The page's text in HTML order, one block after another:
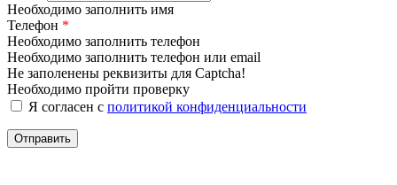
Необходимо заполнить имя
Телефон *
Необходимо заполнить телефон
Необходимо заполнить телефон или email
Не заполенены реквизиты для Captcha!
Необходимо пройти проверку
Я согласен с политикой конфиденциальности
Отправить